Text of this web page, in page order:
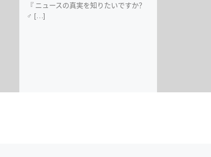
『 ニュースの真実を知りたいですか？
️‍♂ […]